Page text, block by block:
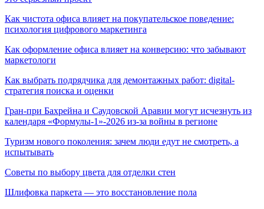
Как чистота офиса влияет на покупательское поведение:
психология цифрового маркетинга
Как оформление офиса влияет на конверсию: что забывают
маркетологи
Как выбрать подрядчика для демонтажных работ: digital-
стратегия поиска и оценки
Гран-при Бахрейна и Саудовской Аравии могут исчезнуть из
календаря «Формулы-1»-2026 из-за войны в регионе
Туризм нового поколения: зачем люди едут не смотреть, а
испытывать
Советы по выбору цвета для отделки стен
Шлифовка паркета — это восстановление пола